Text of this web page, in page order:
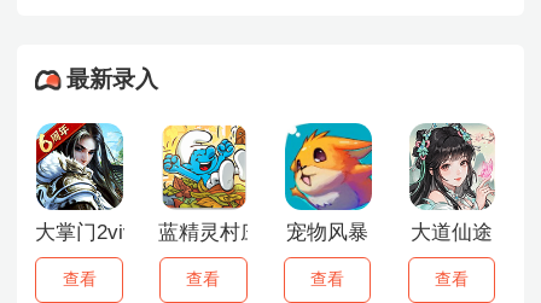
最新录入
大掌门2vivo版
查看
蓝精灵村庄中文版
查看
宠物风暴
查看
大道仙途
查看